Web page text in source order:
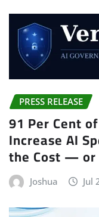
PRESS RELEASE
91 Per Cent
Increase AI
the Cost — or
Joshua Jul